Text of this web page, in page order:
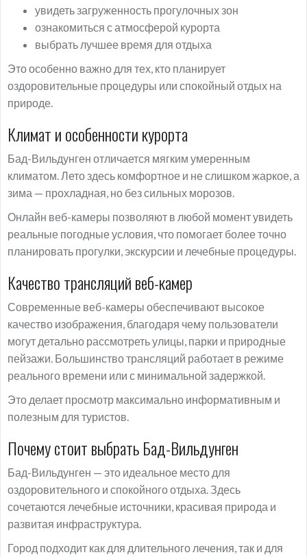
увидеть загруженность прогулочных зон
ознакомиться с атмосферой курорта
выбрать лучшее время для отдыха
Это особенно важно для тех, кто планирует
оздоровительные процедуры или спокойный отдых на
природе.
Климат и особенности курорта
Бад-Вильдунген отличается мягким умеренным
климатом. Лето здесь комфортное и не слишком жаркое, а
зима — прохладная, но без сильных морозов.
Онлайн веб-камеры позволяют в любой момент увидеть
реальные погодные условия, что помогает более точно
планировать прогулки, экскурсии и лечебные процедуры.
Качество трансляций веб-камер
Современные веб-камеры обеспечивают высокое
качество изображения, благодаря чему пользователи
могут детально рассмотреть улицы, парки и природные
пейзажи. Большинство трансляций работает в режиме
реального времени или с минимальной задержкой.
Это делает просмотр максимально информативным и
полезным для туристов.
Почему стоит выбрать Бад-Вильдунген
Бад-Вильдунген — это идеальное место для
оздоровительного и спокойного отдыха. Здесь
сочетаются лечебные источники, красивая природа и
развитая инфраструктура.
Город подходит как для длительного лечения, так и для